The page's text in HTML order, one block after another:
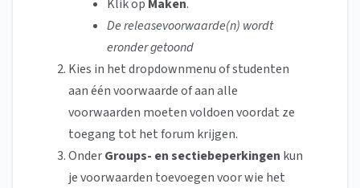
Klik op Maken.
De releasevoorwaarde(n) wordt
eronder getoond
Kies in het dropdownmenu of studenten
aan één voorwaarde of aan alle
voorwaarden moeten voldoen voordat ze
toegang tot het forum krijgen.
OnderGroups- en sectiebeperkingen kun
je voorwaarden toevoegen voor wie het